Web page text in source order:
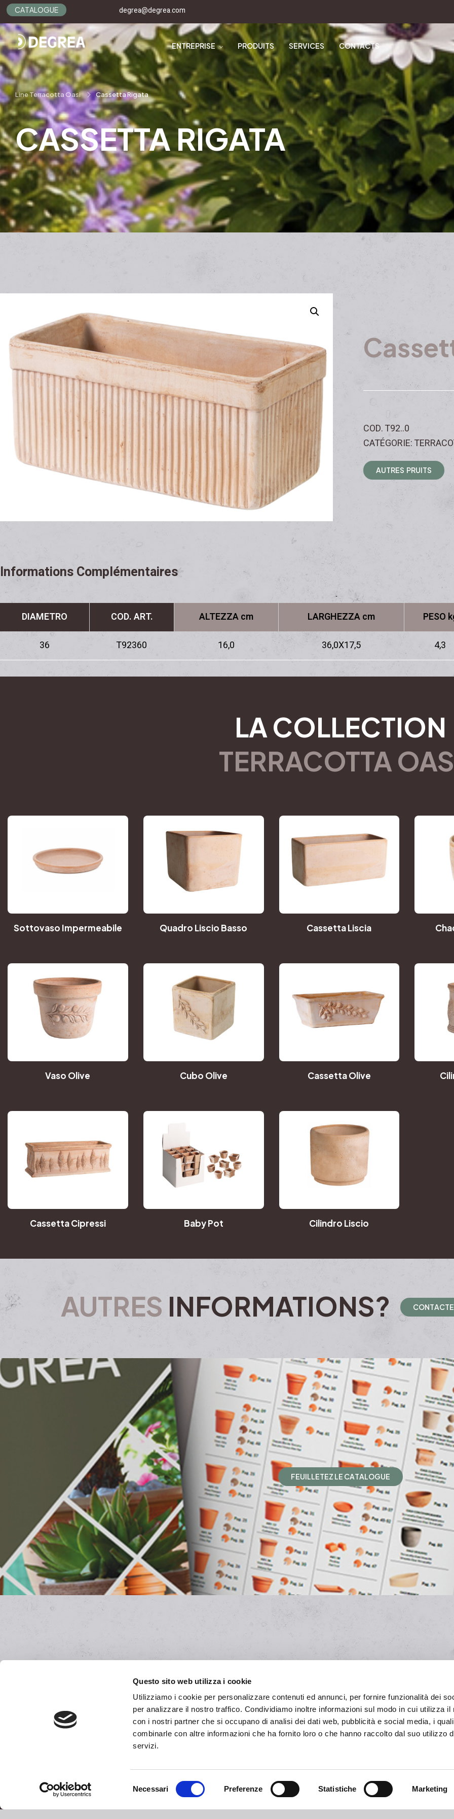
Questo sito web utilizza i cookie
Utilizziamo i cookie per personalizzare contenuti ed annunci, per fornire funzionalità dei
per analizzare il nostro traffico. Condividiamo inoltre informazioni sul modo in cui utilizza il
con i nostri partner che si occupano di analisi dei dati web, pubblicità e social media, i
combinarle con altre informazioni che ha fornito loro o che hanno raccolto dal suo utilizzo
servizi.
Necessari Preferenze Statistiche Marketing
CATAL OGUE degrea@degrea.com
ENTREPRISE PRODUITS SERVICES CONTACTS
Line Terracotta Oasi Cassetta Rigata
CASSETTA RIGATA
COD. T92..0
CATÉGORIE:
AUTRES PRUITS
Informations Complémentaires
DIAMETRO COD. ART. ALTEZZA cm LARGHEZZA cm PESO
36 T92360 16,0 36,0X17,5 4,3
LA COLLECTION
TERRACOTTA
Sottovaso Impermeabile Quadro Liscio Basso Cassetta Liscia
Vaso Olive Cubo Olive Cassetta Olive
Cassetta Cipressi Baby Pot Cilindro Liscio
AUTRES INFORMATIONS? CONTACTE
FEUILLETEZ LE CATALOGUE
Degrea SpA
Siège social
Entreprise